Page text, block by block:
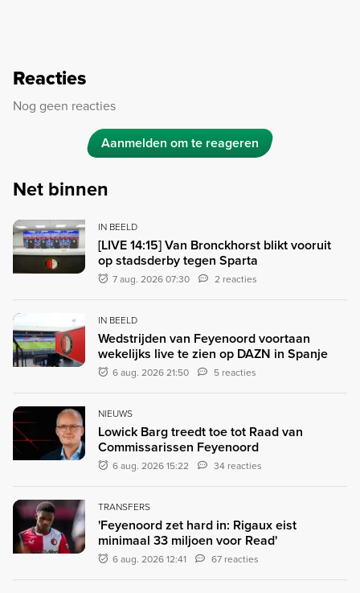
Reacties
Nog geen reacties
Aanmelden om te reageren
Net binnen
IN BEELD
[LIVE 14:15] Van Bronckhorst blikt vooruit
op stadsderby tegen Sparta
7 aug. 2026 07:30 2 reacties
IN BEELD
Wedstrijden van Feyenoord voortaan
wekelijks live te zien op DAZN in Spanje
6 aug. 2026 21:50 5 reacties
NIEUWS
Lowick Barg treedt toe tot Raad van
Commissarissen Feyenoord
6 aug. 2026 15:22 34 reacties
TRANSFERS
'Feyenoord zet hard in: Rigaux eist
minimaal 33 miljoen voor Read'
6 aug. 2026 12:41 67 reacties